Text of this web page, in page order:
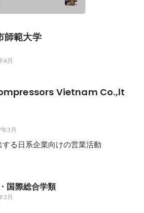
師範大学
6月
Vietnam Co.,lt
3月
る日系企業向けの営業活動
国際総合学類
3月